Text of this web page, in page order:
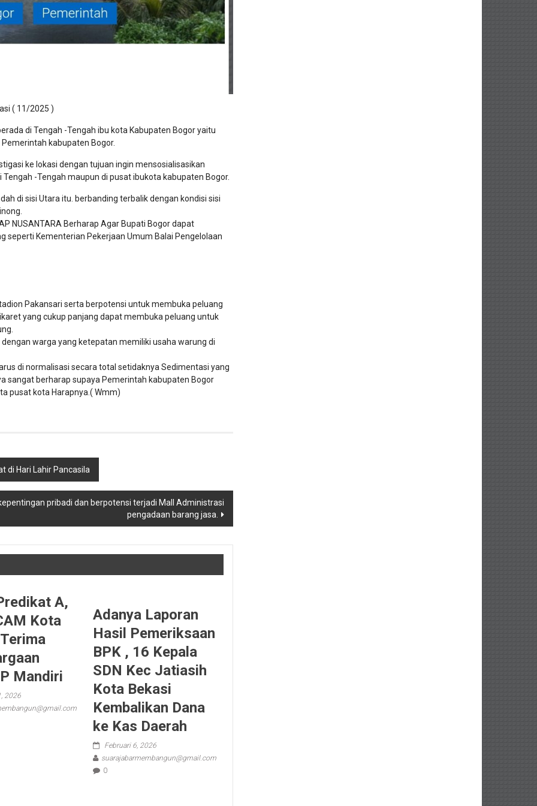
( 11/2025 )
di Tengah -Tengah ibu kota Kabupaten Bogor yaitu
kabupaten Bogor.
ke lokasi dengan tujuan ingin mensosialisasikan
-Tengah maupun di pusat ibukota kabupaten Bogor.
di sisi Utara itu. berbanding terbalik dengan kondisi sisi
NUSANTARA Berharap Agar Bupati Bogor dapat
seperti Kementerian Pekerjaan Umum Balai Pengelolaan
Pakansari serta berpotensi untuk membuka peluang
yang cukup panjang dapat membuka peluang untuk
warga yang ketepatan memiliki usaha warung di
di normalisasi secara total setidaknya Sedimentasi yang
sangat berharap supaya Pemerintah kabupaten Bogor
pusat kota Harapnya.( Wmm)
di Hari Lahir Pancasila
pribadi dan berpotensi terjadi Mall Administrasi
pengadaan barang jasa.
A,
Kota
Mandiri
2026
Adanya Laporan
Hasil Pemeriksaan
BPK , 16 Kepala
SDN Kec Jatiasih
Kota Bekasi
Kembalikan Dana
ke Kas Daerah
Februari 6, 2026
suarajabarmembangun@gmail.com
0